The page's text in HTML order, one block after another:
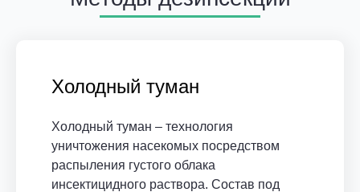
Холодный туман
Холодный туман – технология
уничтожения насекомых посредством
распыления густого облака
инсектицидного раствора. Состав под